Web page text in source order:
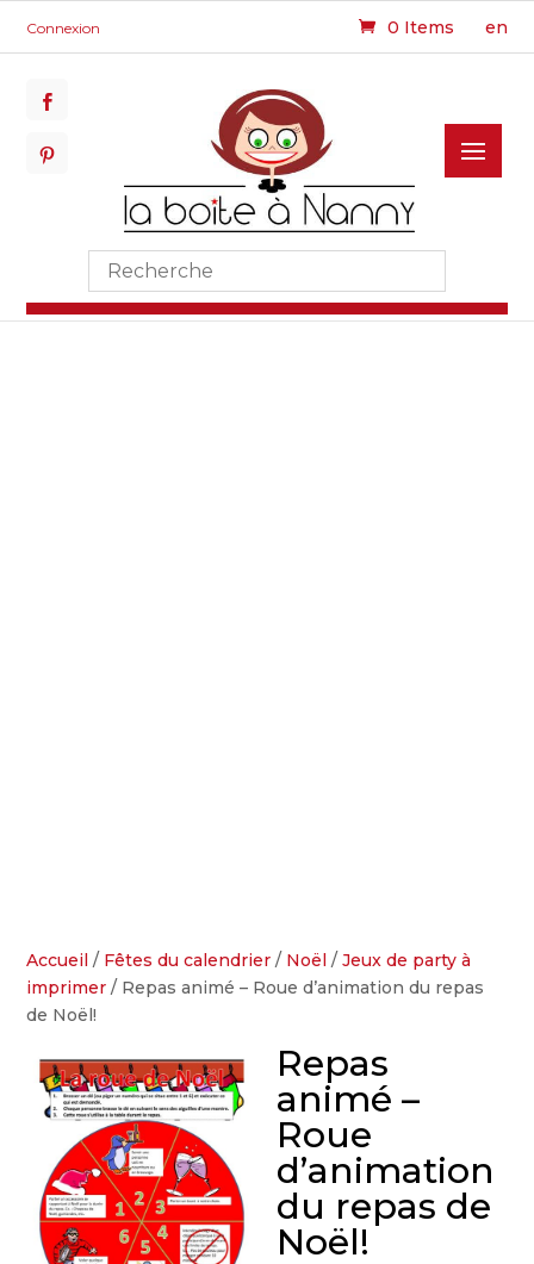
Connexion 0 Items en
Accueil / Fêtes du calendrier / Noël /Jeux de party à
imprimer / Repas animé – Roue d’animation du repas
de Noël!
Repas
animé –
Roue
d’animation
du repas de
Noël!